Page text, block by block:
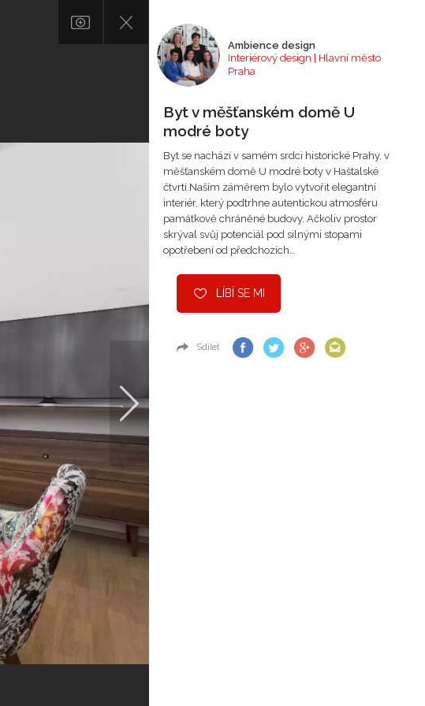
Ambience design
Interiérový design | Hlavní město
Praha
Byt v měšťanském domě U
modré boty
Byt se nachází v samém srdci historické Prahy, v
měšťanském domě U modré boty v Haštalské
čtvrti.Naším záměrem bylo vytvořit elegantní
interiér, který podtrhne autentickou atmosféru
památkově chráněné budovy. Ačkoliv prostor
skrýval svůj potenciál pod silnými stopami
opotřebení od předchozích…
LÍBÍ SE MI
Sdílet